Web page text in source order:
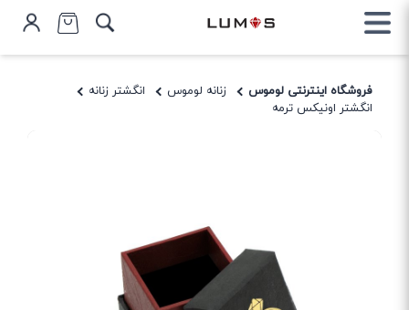
فروشگاه اینترنتی لوموس زنانه لوموس
انگشتر زنانه
انگشتر اونیکس ترمه